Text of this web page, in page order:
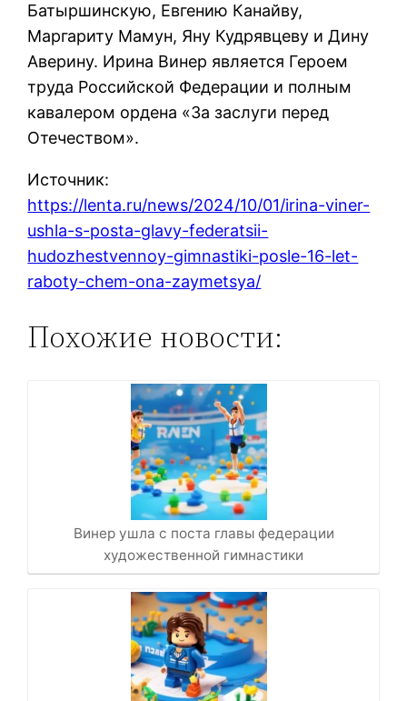
Батыршинскую, Евгению Канайву,
Маргариту Мамун, Яну Кудрявцеву и Дину
Аверину. Ирина Винер является Героем
труда Российской Федерации и полным
кавалером ордена «За заслуги перед
Отечеством».
Источник:
https://lenta.ru/news/2024/10/01/irina-viner-
ushla-s-posta-glavy-federatsii-
hudozhestvennoy-gimnastiki-posle-16-let-
raboty-chem-ona-zaymetsya/
Похожие новости:
Винер ушла с поста главы федерации
художественной гимнастики